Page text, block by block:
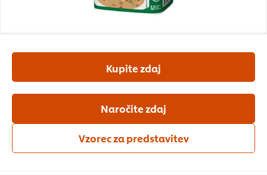
Kupite zdaj
Naročite zdaj
Vzorec za predstavitev